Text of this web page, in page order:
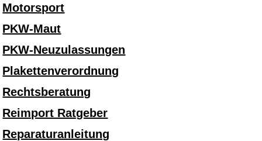
Motorsport
PKW-Maut
PKW-Neuzulassungen
Plakettenverordnung
Rechtsberatung
Reimport Ratgeber
Reparaturanleitung